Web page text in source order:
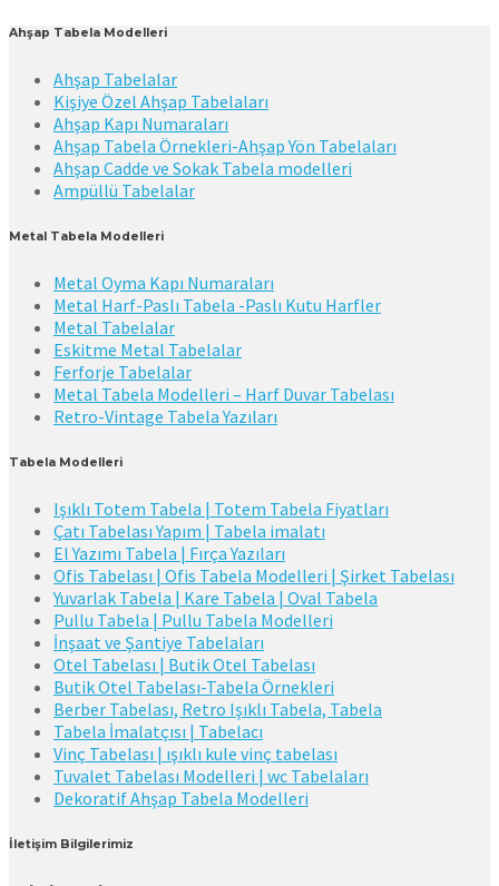
Ahşap Tabela Modelleri
Ahşap Tabelalar
Kişiye Özel Ahşap Tabelaları
Ahşap Kapı Numaraları
Ahşap Tabela Örnekleri-Ahşap Yön Tabelaları
Ahşap Cadde ve Sokak Tabela modelleri
Ampüllü Tabelalar
Metal Tabela Modelleri
Metal Oyma Kapı Numaraları
Metal Harf-Paslı Tabela -Paslı Kutu Harfler
Metal Tabelalar
Eskitme Metal Tabelalar
Ferforje Tabelalar
Metal Tabela Modelleri – Harf Duvar Tabelası
Retro-Vintage Tabela Yazıları
Tabela Modelleri
Işıklı Totem Tabela | Totem Tabela Fiyatları
Çatı Tabelası Yapım | Tabela imalatı
El Yazımı Tabela | Fırça Yazıları
Ofis Tabelası | Ofis Tabela Modelleri | Şirket Tabelası
Yuvarlak Tabela | Kare Tabela | Oval Tabela
Pullu Tabela | Pullu Tabela Modelleri
İnşaat ve Şantiye Tabelaları
Otel Tabelası | Butik Otel Tabelası
Butik Otel Tabelası-Tabela Örnekleri
Berber Tabelası, Retro Işıklı Tabela, Tabela
Tabela İmalatçısı | Tabelacı
Vinç Tabelası | ışıklı kule vinç tabelası
Tuvalet Tabelası Modelleri | wc Tabelaları
Dekoratif Ahşap Tabela Modelleri
İletişim Bilgilerimiz